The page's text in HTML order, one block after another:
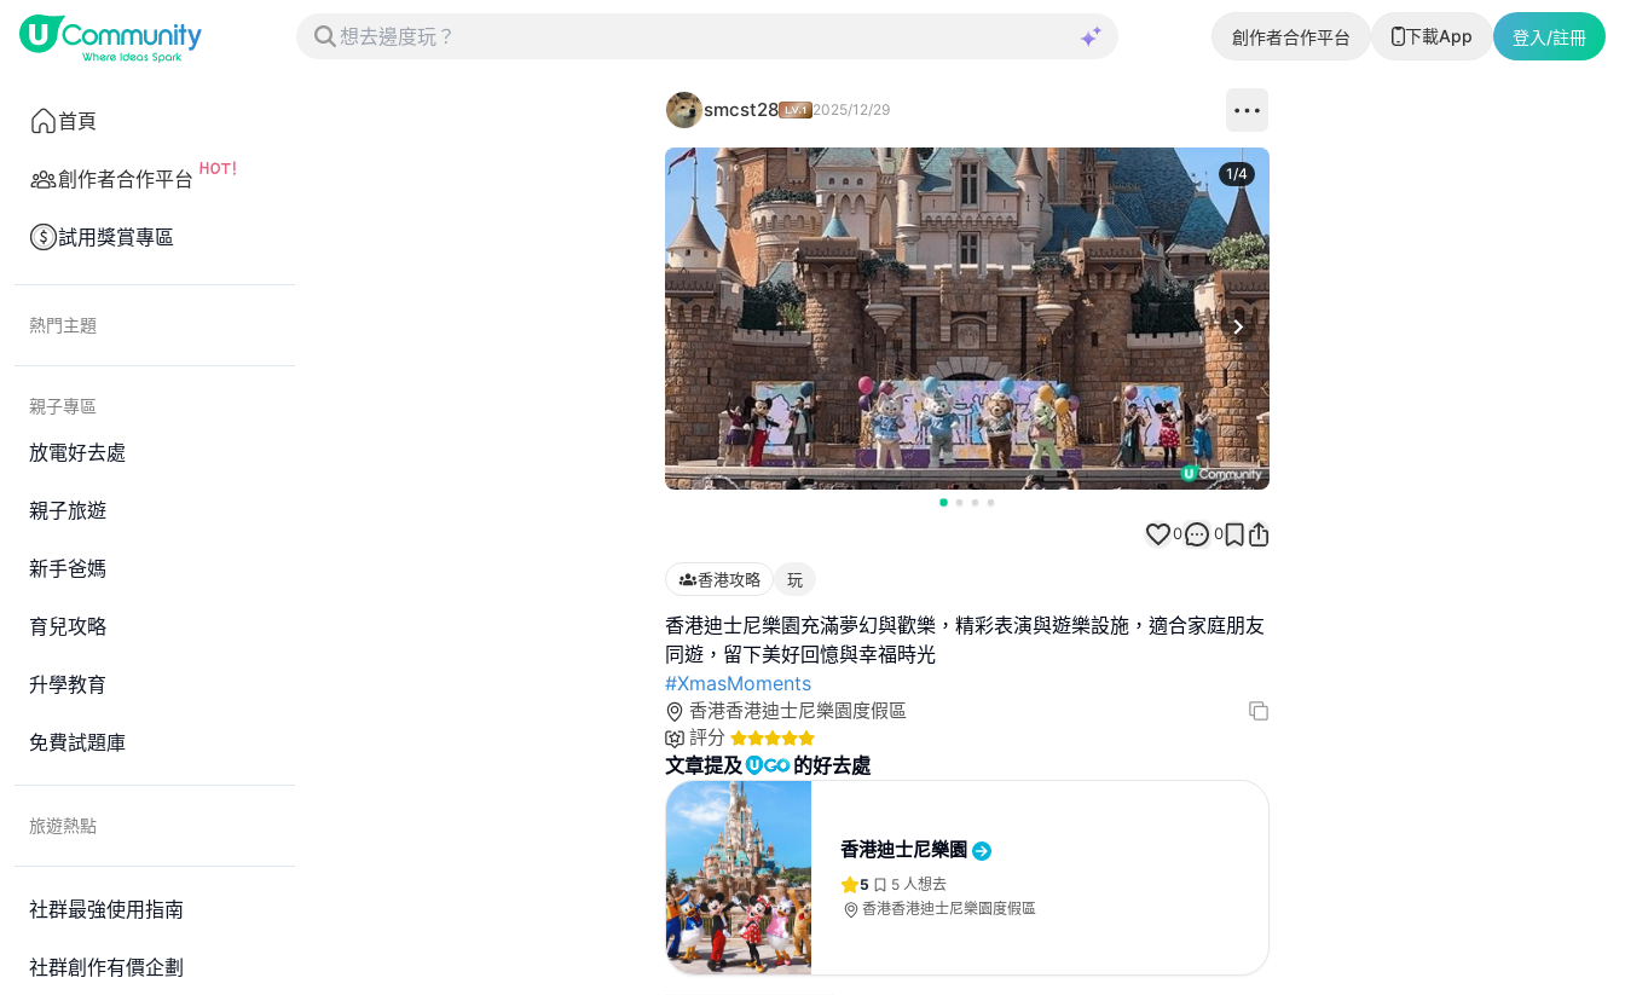
創作者合作平台 下載App 登入/註冊
首頁
創作者合作平台
試用獎賞專區
熱門主題
親子專區
放電好去處
親子旅遊
新手爸媽
育兒攻略
升學教育
免費試題庫
旅遊熱點
社群最強使用指南
社群創作有價企劃
smcst28 2025/12/29
Next slide
1/4
0 0
香港攻略 玩
香港迪士尼樂園充滿夢幻與歡樂，精彩表演與遊樂設施，適合家庭朋友
#XmasMoments
香港香港迪士尼樂園度假區
評分
文章提及 的好去處
香港迪士尼樂園
5 5 人想去
香港香港迪士尼樂園度假區